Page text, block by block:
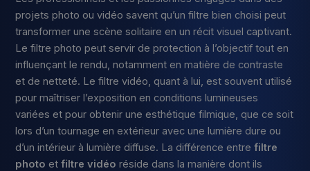
projets photo ou vidéo savent qu’un filtre bien choisi peut
transformer une scène solitaire en un récit visuel captivant.
Le filtre photo peut servir de protection à l’objectif tout en
influençant le rendu, notamment en matière de contraste
et de netteté. Le filtre vidéo, quant à lui, est souvent utilisé
pour maîtriser l’exposition en conditions lumineuses
variées et pour obtenir une esthétique filmique, que ce soit
lors d’un tournage en extérieur avec une lumière dure ou
d’un intérieur à lumière diffuse. La différence entrefiltre
photo etfiltre vidéo réside dans la manière dont ils